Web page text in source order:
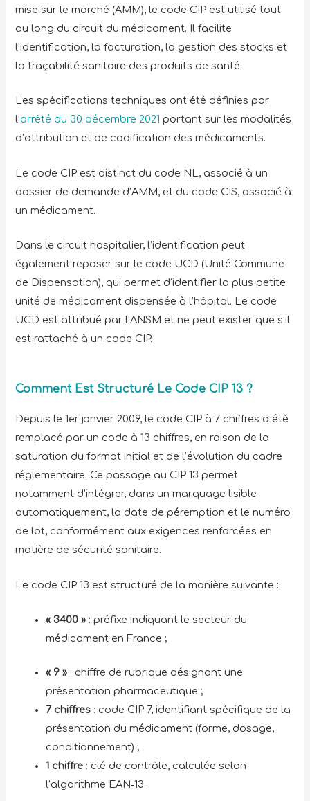
mise sur le marché (AMM), le code CIP est utilisé tout
au long du circuit du médicament. Il facilite
l’identification, la facturation, la gestion des stocks et
la traçabilité sanitaire des produits de santé.
Les spécifications techniques ont été définies par
l’arrêté du 30 décembre 2021 portant sur les modalités
d’attribution et de codification des médicaments.
Le code CIP est distinct du code NL, associé à un
dossier de demande d’AMM, et du code CIS, associé à
un médicament.
Dans le circuit hospitalier, l’identification peut
également reposer sur le code UCD (Unité Commune
de Dispensation), qui permet d’identifier la plus petite
unité de médicament dispensée à l’hôpital. Le code
UCD est attribué par l’ANSM et ne peut exister que s’il
est rattaché à un code CIP.
Comment Est Structuré Le Code CIP 13 ?
Depuis le 1er janvier 2009, le code CIP à 7 chiffres a été
remplacé par un code à 13 chiffres, en raison de la
saturation du format initial et de l’évolution du cadre
réglementaire. Ce passage au CIP 13 permet
notamment d’intégrer, dans un marquage lisible
automatiquement, la date de péremption et le numéro
de lot, conformément aux exigences renforcées en
matière de sécurité sanitaire.
Le code CIP 13 est structuré de la manière suivante :
« 3400 » : préfixe indiquant le secteur du
médicament en France ;
« 9 » : chiffre de rubrique désignant une
présentation pharmaceutique ;
7 chiffres : code CIP 7, identifiant spécifique de la
présentation du médicament (forme, dosage,
conditionnement) ;
1 chiffre : clé de contrôle, calculée selon
l’algorithme EAN‑13.